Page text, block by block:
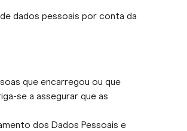
dados pessoais por conta da
que encarregou ou que
se a assegurar que as
dos Dados Pessoais e